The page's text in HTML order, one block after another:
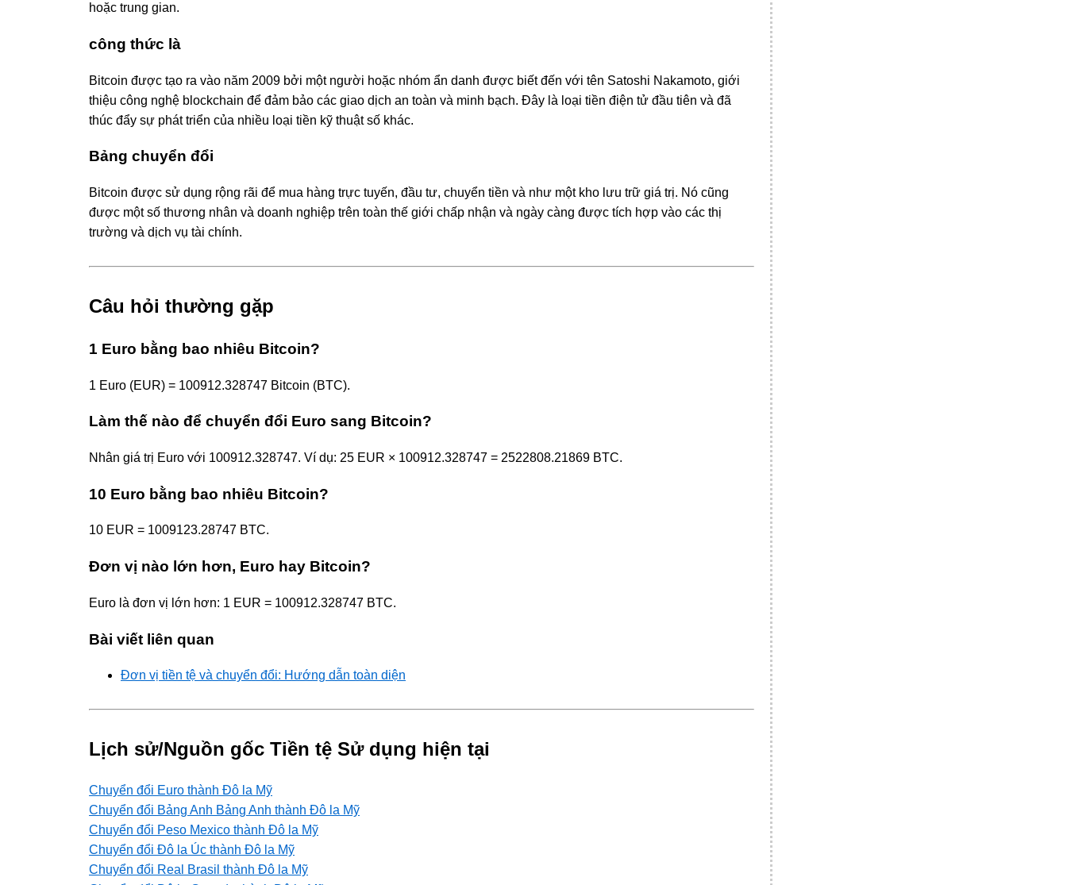
hoặc trung gian.
công thức là
Bitcoin được tạo ra vào năm 2009 bởi một người hoặc nhóm ẩn danh được biết đến với tên Satoshi Nakamoto, giới
thiệu công nghệ blockchain để đảm bảo các giao dịch an toàn và minh bạch. Đây là loại tiền điện tử đầu tiên và đã
thúc đẩy sự phát triển của nhiều loại tiền kỹ thuật số khác.
Bảng chuyển đổi
Bitcoin được sử dụng rộng rãi để mua hàng trực tuyến, đầu tư, chuyển tiền và như một kho lưu trữ giá trị. Nó cũng
được một số thương nhân và doanh nghiệp trên toàn thế giới chấp nhận và ngày càng được tích hợp vào các thị
trường và dịch vụ tài chính.
Câu hỏi thường gặp
1 Euro bằng bao nhiêu Bitcoin?
1 Euro (EUR) = 100912.328747 Bitcoin (BTC).
Làm thế nào để chuyển đổi Euro sang Bitcoin?
Nhân giá trị Euro với 100912.328747. Ví dụ: 25 EUR × 100912.328747 = 2522808.21869 BTC.
10 Euro bằng bao nhiêu Bitcoin?
10 EUR = 1009123.28747 BTC.
Đơn vị nào lớn hơn, Euro hay Bitcoin?
Euro là đơn vị lớn hơn: 1 EUR = 100912.328747 BTC.
Bài viết liên quan
Đơn vị tiền tệ và chuyển đổi: Hướng dẫn toàn diện
Lịch sử/Nguồn gốc Tiền tệ Sử dụng hiện tại
Chuyển đổi Euro thành Đô la Mỹ
Chuyển đổi Bảng Anh Bảng Anh thành Đô la Mỹ
Chuyển đổi Peso Mexico thành Đô la Mỹ
Chuyển đổi Đô la Úc thành Đô la Mỹ
Chuyển đổi Real Brasil thành Đô la Mỹ